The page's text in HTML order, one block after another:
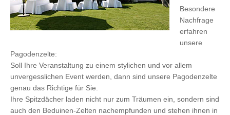
Besondere
Nachfrage
erfahren
unsere
Pagodenzelte:
Soll Ihre Veranstaltung zu einem stylichen und vor allem
unvergesslichen Event werden, dann sind unsere Pagodenzelte
genau das Richtige für Sie.
Ihre Spitzdächer laden nicht nur zum Träumen ein, sondern sind
auch den Beduinen-Zelten nachempfunden und stehen ihnen in